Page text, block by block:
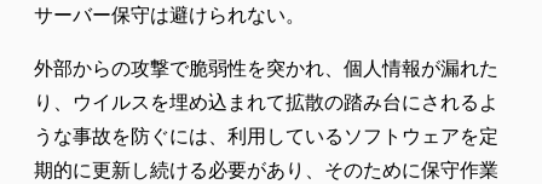
サーバー保守は避けられない。
外部からの攻撃で脆弱性を突かれ、個人情報が漏れた
り、ウイルスを埋め込まれて拡散の踏み台にされるよ
うな事故を防ぐには、利用しているソフトウェアを定
期的に更新し続ける必要があり、そのために保守作業